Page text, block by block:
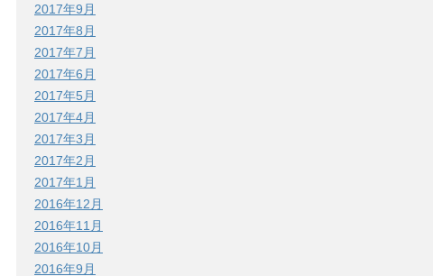
2017年9月
2017年8月
2017年7月
2017年6月
2017年5月
2017年4月
2017年3月
2017年2月
2017年1月
2016年12月
2016年11月
2016年10月
2016年9月